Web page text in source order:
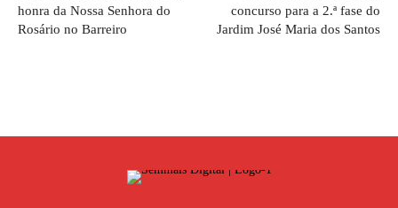
honra da Nossa Senhora do
Rosário no Barreiro
concurso para a 2.ª fase do
Jardim José Maria dos Santos